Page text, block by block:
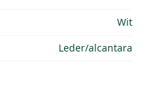
Wit
Leder/alcantara